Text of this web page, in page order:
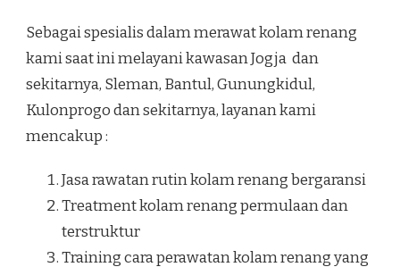
Sebagai spesialis dalam merawat kolam renang
kami saat ini melayani kawasan Jogja dan
sekitarnya, Sleman, Bantul, Gunungkidul,
Kulonprogo dan sekitarnya, layanan kami
mencakup :
Jasa rawatan rutin kolam renang bergaransi
Treatment kolam renang permulaan dan
terstruktur
Training cara perawatan kolam renang yang